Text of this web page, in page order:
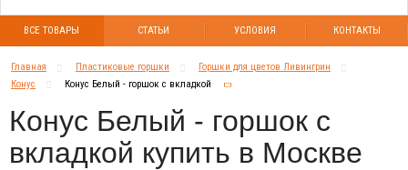
ВСЕ ТОВАРЫ СТАТЬИ УСЛОВИЯ КОНТАКТЫ
Главная Пластиковые горшки
Горшки для цветов Ливингрин
Конус
Конус Белый - горшок с вкладкой
Конус Белый - горшок с
вкладкой купить в Москве